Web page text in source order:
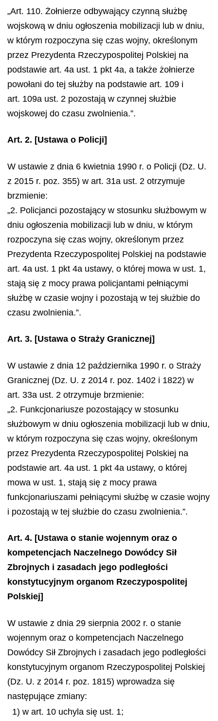
„Art. 110. Żołnierze odbywający czynną służbę
wojskową w dniu ogłoszenia mobilizacji lub w dniu,
w którym rozpoczyna się czas wojny, określonym
przez Prezydenta Rzeczypospolitej Polskiej na
podstawie art. 4a ust. 1 pkt 4a, a także żołnierze
powołani do tej służby na podstawie art. 109 i
art. 109a ust. 2 pozostają w czynnej służbie
wojskowej do czasu zwolnienia.”.
Art. 2. [Ustawa o Policji]
W ustawie z dnia 6 kwietnia 1990 r. o Policji (Dz. U.
z 2015 r. poz. 355) w art. 31a ust. 2 otrzymuje
brzmienie:
„2. Policjanci pozostający w stosunku służbowym w
dniu ogłoszenia mobilizacji lub w dniu, w którym
rozpoczyna się czas wojny, określonym przez
Prezydenta Rzeczypospolitej Polskiej na podstawie
art. 4a ust. 1 pkt 4a ustawy, o której mowa w ust. 1,
stają się z mocy prawa policjantami pełniącymi
służbę w czasie wojny i pozostają w tej służbie do
czasu zwolnienia.”.
Art. 3. [Ustawa o Straży Granicznej]
W ustawie z dnia 12 października 1990 r. o Straży
Granicznej (Dz. U. z 2014 r. poz. 1402 i 1822) w
art. 33a ust. 2 otrzymuje brzmienie:
„2. Funkcjonariusze pozostający w stosunku
służbowym w dniu ogłoszenia mobilizacji lub w dniu,
w którym rozpoczyna się czas wojny, określonym
przez Prezydenta Rzeczypospolitej Polskiej na
podstawie art. 4a ust. 1 pkt 4a ustawy, o której
mowa w ust. 1, stają się z mocy prawa
funkcjonariuszami pełniącymi służbę w czasie wojny
i pozostają w tej służbie do czasu zwolnienia.”.
Art. 4. [Ustawa o stanie wojennym oraz o
kompetencjach Naczelnego Dowódcy Sił
Zbrojnych i zasadach jego podległości
konstytucyjnym organom Rzeczypospolitej
Polskiej]
W ustawie z dnia 29 sierpnia 2002 r. o stanie
wojennym oraz o kompetencjach Naczelnego
Dowódcy Sił Zbrojnych i zasadach jego podległości
konstytucyjnym organom Rzeczypospolitej Polskiej
(Dz. U. z 2014 r. poz. 1815) wprowadza się
następujące zmiany:
1) w art. 10 uchyla się ust. 1;